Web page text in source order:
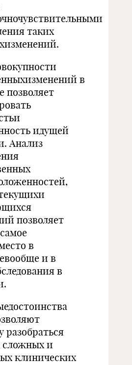
таких
в
позволяет
идущей
Анализ
позволяет
в
и в
в
разобраться
сложных и
клинических